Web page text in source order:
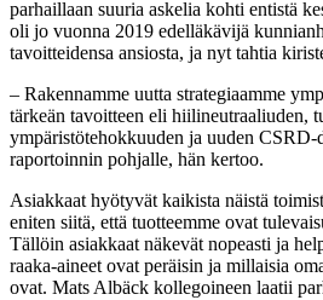
parhaillaan suuria askelia kohti entistä
oli jo vuonna 2019 edelläkävijä
tavoitteidensa ansiosta, ja nyt tahtia
– Rakennamme uutta strategiaamme
tärkeän tavoitteen eli hiilineutraaliuden,
ympäristötehokkuuden ja uuden
raportoinnin pohjalle, hän kertoo.
Asiakkaat hyötyvät kaikista näistä
eniten siitä, että tuotteemme ovat
Tällöin asiakkaat näkevät nopeasti ja
raaka-aineet ovat peräisin ja millaisia
ovat. Mats Albäck kollegoineen laatii